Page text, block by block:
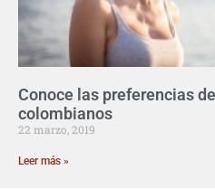
Conoce las preferencias
colombianos
22 marzo, 2019
Leer más »